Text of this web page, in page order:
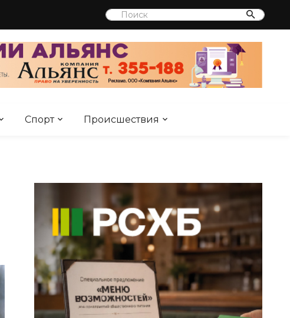
Спорт Происшествия